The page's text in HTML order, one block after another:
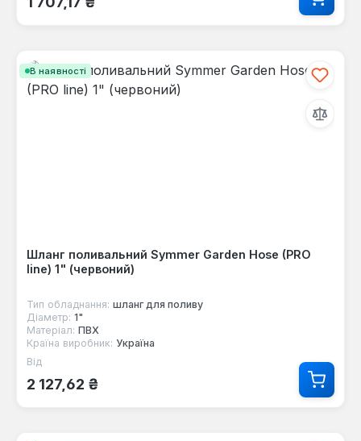
В наявності
Шланг поливальний Symmer Garden Hose (PRO
line) 1" (червоний)
Тип обладнання: шланг для поливу
Діаметр: 1"
Матеріал: ПВХ
Країна виробник: Україна
Звичайна ціна:
Від
2 127,62 ₴